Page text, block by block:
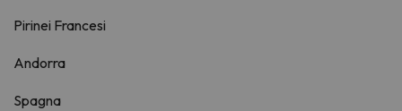
Pirinei Francesi
Andorra
Spagna